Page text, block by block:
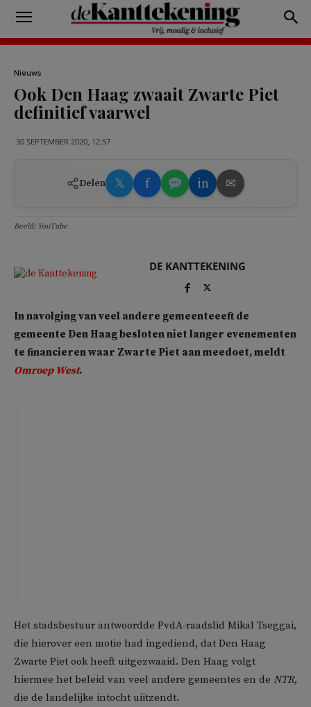
Nieuws
Ook Den Haag zwaait Zwarte Piet
definitief vaarwel
30 SEPTEMBER 2020, 12:57
Delen 𝕏 f in ✉
Beeld: YouTube
DE KANTTEKENING
In navolging van veel andere gemeenteeeft de
gemeente Den Haag besloten niet langer evenementen
te financieren waar Zwarte Piet aan meedoet, meldt
Omroep West.
Het stadsbestuur antwoordde PvdA-raadslid Mikal Tseggai,
die hierover een motie had ingediend, dat Den Haag
Zwarte Piet ook heeft uitgezwaaid. Den Haag volgt
hiermee het beleid van veel andere gemeentes en de NTR,
die de landelijke intocht uiitzendt.